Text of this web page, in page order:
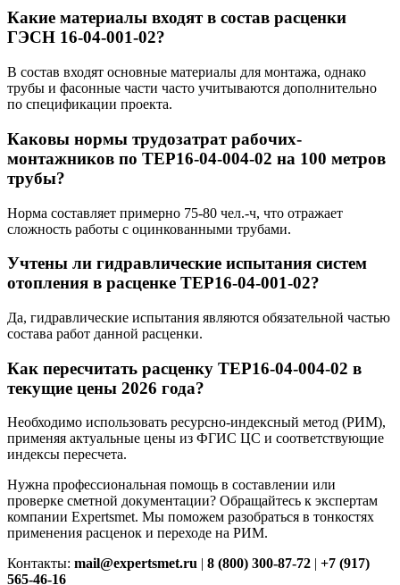
Какие материалы входят в состав расценки
ГЭСН 16-04-001-02?
В состав входят основные материалы для монтажа, однако
трубы и фасонные части часто учитываются дополнительно
по спецификации проекта.
Каковы нормы трудозатрат рабочих-
монтажников по ТЕР16-04-004-02 на 100 метров
трубы?
Норма составляет примерно 75-80 чел.-ч, что отражает
сложность работы с оцинкованными трубами.
Учтены ли гидравлические испытания систем
отопления в расценке ТЕР16-04-001-02?
Да, гидравлические испытания являются обязательной частью
состава работ данной расценки.
Как пересчитать расценку ТЕР16-04-004-02 в
текущие цены 2026 года?
Необходимо использовать ресурсно-индексный метод (РИМ),
применяя актуальные цены из ФГИС ЦС и соответствующие
индексы пересчета.
Нужна профессиональная помощь в составлении или
проверке сметной документации? Обращайтесь к экспертам
компании Expertsmet. Мы поможем разобраться в тонкостях
применения расценок и переходе на РИМ.
Контакты: mail@expertsmet.ru | 8 (800) 300-87-72 | +7 (917)
565-46-16